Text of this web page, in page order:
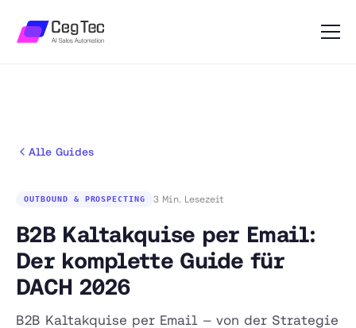
Alle Guides
OUTBOUND & PROSPECTING 3 Min. Lesezeit
B2B Kaltakquise per Email:
Der komplette Guide für
DACH 2026
B2B Kaltakquise per Email — von der Strategie